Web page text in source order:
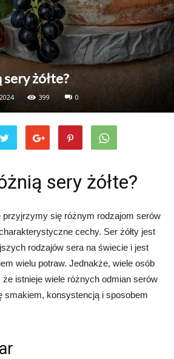
żółte?
399 0
sery żółte?
się różnym rodzajom serów
cechy. Ser żółty jest
rodzajów sera na świecie i jest
wielu potraw. Jednakże, wiele osób
że istnieje wiele różnych odmian serów
smakiem, konsystencją i sposobem